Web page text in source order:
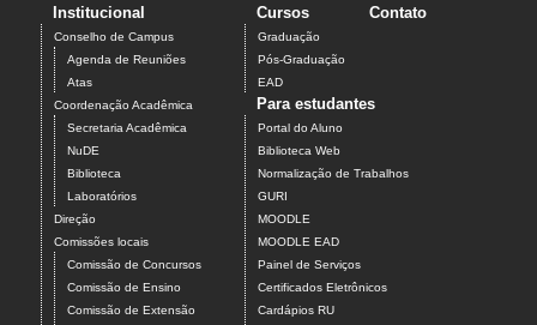
Institucional
Conselho de Campus
Agenda de Reuniões
Atas
Coordenação Acadêmica
Secretaria Acadêmica
NuDE
Biblioteca
Laboratórios
Direção
Comissões locais
Comissão de Concursos
Comissão de Ensino
Comissão de Extensão
Cursos
Graduação
Pós-Graduação
EAD
Contato
Para estudantes
Portal do Aluno
Biblioteca Web
Normalização de Trabalhos
GURI
MOODLE
MOODLE EAD
Painel de Serviços
Certificados Eletrônicos
Cardápios RU